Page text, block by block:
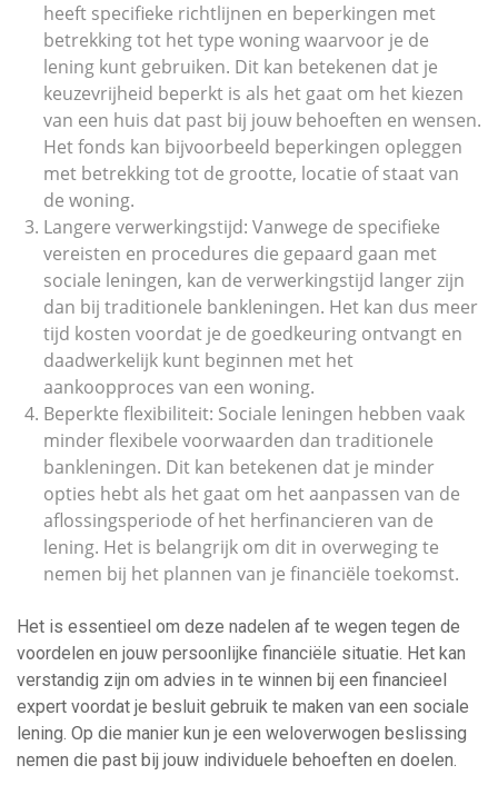
heeft specifieke richtlijnen en beperkingen met
betrekking tot het type woning waarvoor je de
lening kunt gebruiken. Dit kan betekenen dat je
keuzevrijheid beperkt is als het gaat om het kiezen
van een huis dat past bij jouw behoeften en wensen.
Het fonds kan bijvoorbeeld beperkingen opleggen
met betrekking tot de grootte, locatie of staat van
de woning.
Langere verwerkingstijd: Vanwege de specifieke
vereisten en procedures die gepaard gaan met
sociale leningen, kan de verwerkingstijd langer zijn
dan bij traditionele bankleningen. Het kan dus meer
tijd kosten voordat je de goedkeuring ontvangt en
daadwerkelijk kunt beginnen met het
aankoopproces van een woning.
Beperkte flexibiliteit: Sociale leningen hebben vaak
minder flexibele voorwaarden dan traditionele
bankleningen. Dit kan betekenen dat je minder
opties hebt als het gaat om het aanpassen van de
aflossingsperiode of het herfinancieren van de
lening. Het is belangrijk om dit in overweging te
nemen bij het plannen van je financiële toekomst.
Het is essentieel om deze nadelen af te wegen tegen de
voordelen en jouw persoonlijke financiële situatie. Het kan
verstandig zijn om advies in te winnen bij een financieel
expert voordat je besluit gebruik te maken van een sociale
lening. Op die manier kun je een weloverwogen beslissing
nemen die past bij jouw individuele behoeften en doelen.